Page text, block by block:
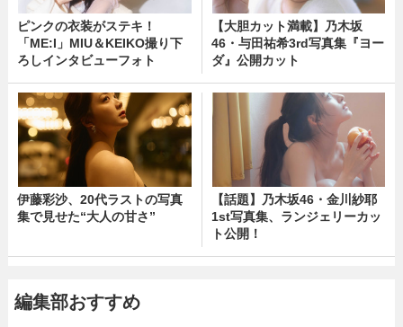
ピンクの衣装がステキ！
「ME:I」MIU＆KEIKO撮り下
ろしインタビューフォト
【大胆カット満載】乃木坂
46・与田祐希3rd写真集『ヨー
ダ』公開カット
伊藤彩沙、20代ラストの写真
集で見せた“大人の甘さ”
【話題】乃木坂46・金川紗耶
1st写真集、ランジェリーカッ
ト公開！
編集部おすすめ